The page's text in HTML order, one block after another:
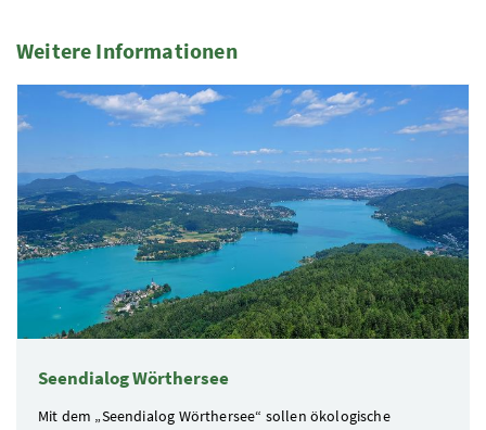
Weitere Informationen
4 Elemente
Seendialog Wörthersee
Mit dem „Seendialog Wörthersee“ sollen ökologische